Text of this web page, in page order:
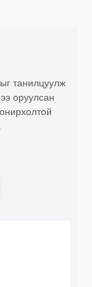
танилцуулж
оруулсан